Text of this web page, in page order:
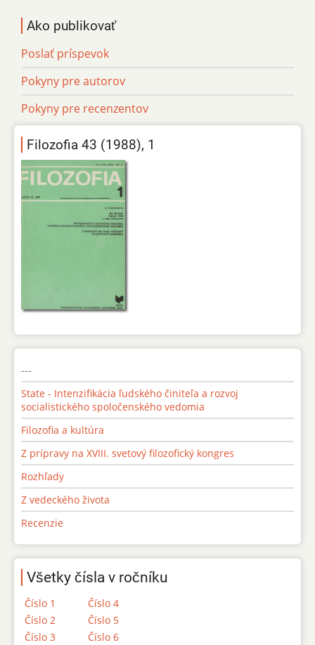
Ako publikovať
Poslať príspevok
Pokyny pre autorov
Pokyny pre recenzentov
Filozofia 43 (1988), 1
---
State - Intenzifikácia ľudského činiteľa a rozvoj
socialistického spoločenského vedomia
Filozofia a kultúra
Z prípravy na XVIII. svetový filozofický kongres
Rozhľady
Z vedeckého života
Recenzie
Všetky čísla v ročníku
Číslo 1
Číslo 2
Číslo 3
Číslo 4
Číslo 5
Číslo 6